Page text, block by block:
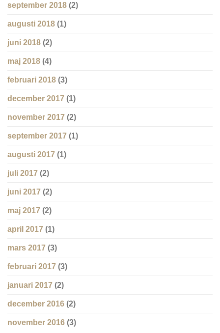
september 2018 (2)
augusti 2018 (1)
juni 2018 (2)
maj 2018 (4)
februari 2018 (3)
december 2017 (1)
november 2017 (2)
september 2017 (1)
augusti 2017 (1)
juli 2017 (2)
juni 2017 (2)
maj 2017 (2)
april 2017 (1)
mars 2017 (3)
februari 2017 (3)
januari 2017 (2)
december 2016 (2)
november 2016 (3)